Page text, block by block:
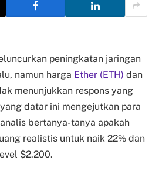
peningkatan jaringan
namun harga Ether (ETH) dan
menunjukkan respons yang
datar ini mengejutkan para
bertanya-tanya apakah
realistis untuk naik 22% dan
$2.200.